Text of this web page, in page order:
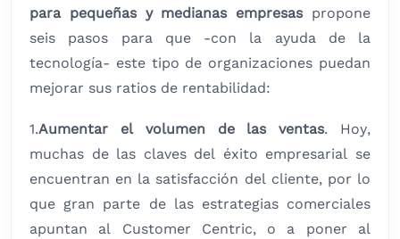
para pequeñas y medianas empresas propone
seis pasos para que -con la ayuda de la
tecnología- este tipo de organizaciones puedan
mejorar sus ratios de rentabilidad:
1.Aumentar el volumen de las ventas. Hoy,
muchas de las claves del éxito empresarial se
encuentran en la satisfacción del cliente, por lo
que gran parte de las estrategias comerciales
apuntan al Customer Centric, o a poner al